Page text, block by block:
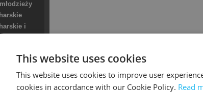
i
mity
This website uses cookies
This website uses cookies to improve user
cookies in accordance with our Cookie Policy. Read